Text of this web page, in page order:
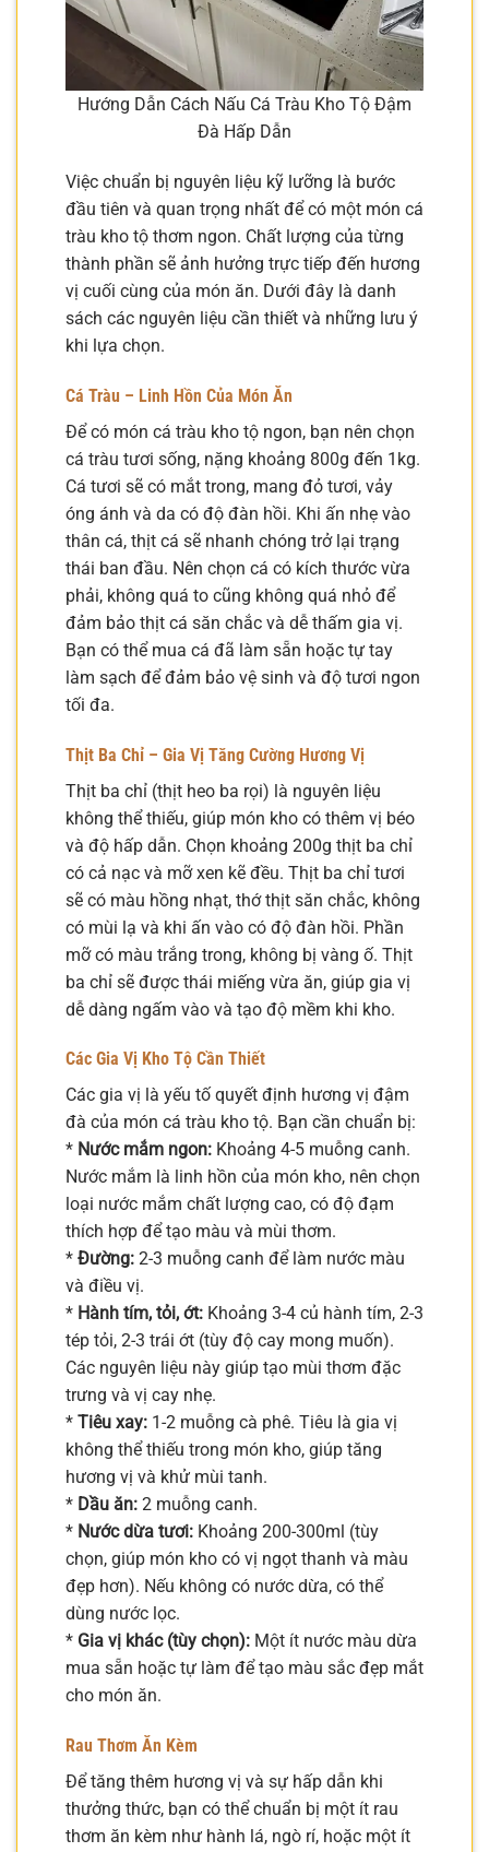
Hướng Dẫn Cách Nấu Cá Tràu Kho Tộ Đậm
Đà Hấp Dẫn
Việc chuẩn bị nguyên liệu kỹ lưỡng là bước
đầu tiên và quan trọng nhất để có một món cá
tràu kho tộ thơm ngon. Chất lượng của từng
thành phần sẽ ảnh hưởng trực tiếp đến hương
vị cuối cùng của món ăn. Dưới đây là danh
sách các nguyên liệu cần thiết và những lưu ý
khi lựa chọn.
Cá Tràu – Linh Hồn Của Món Ăn
Để có món cá tràu kho tộ ngon, bạn nên chọn
cá tràu tươi sống, nặng khoảng 800g đến 1kg.
Cá tươi sẽ có mắt trong, mang đỏ tươi, vảy
óng ánh và da có độ đàn hồi. Khi ấn nhẹ vào
thân cá, thịt cá sẽ nhanh chóng trở lại trạng
thái ban đầu. Nên chọn cá có kích thước vừa
phải, không quá to cũng không quá nhỏ để
đảm bảo thịt cá săn chắc và dễ thấm gia vị.
Bạn có thể mua cá đã làm sẵn hoặc tự tay
làm sạch để đảm bảo vệ sinh và độ tươi ngon
tối đa.
Thịt Ba Chỉ – Gia Vị Tăng Cường Hương Vị
Thịt ba chỉ (thịt heo ba rọi) là nguyên liệu
không thể thiếu, giúp món kho có thêm vị béo
và độ hấp dẫn. Chọn khoảng 200g thịt ba chỉ
có cả nạc và mỡ xen kẽ đều. Thịt ba chỉ tươi
sẽ có màu hồng nhạt, thớ thịt săn chắc, không
có mùi lạ và khi ấn vào có độ đàn hồi. Phần
mỡ có màu trắng trong, không bị vàng ố. Thịt
ba chỉ sẽ được thái miếng vừa ăn, giúp gia vị
dễ dàng ngấm vào và tạo độ mềm khi kho.
Các Gia Vị Kho Tộ Cần Thiết
Các gia vị là yếu tố quyết định hương vị đậm
đà của món cá tràu kho tộ. Bạn cần chuẩn bị:
* Nước mắm ngon: Khoảng 4-5 muỗng canh.
Nước mắm là linh hồn của món kho, nên chọn
loại nước mắm chất lượng cao, có độ đạm
thích hợp để tạo màu và mùi thơm.
* Đường: 2-3 muỗng canh để làm nước màu
và điều vị.
* Hành tím, tỏi, ớt: Khoảng 3-4 củ hành tím, 2-3
tép tỏi, 2-3 trái ớt (tùy độ cay mong muốn).
Các nguyên liệu này giúp tạo mùi thơm đặc
trưng và vị cay nhẹ.
* Tiêu xay: 1-2 muỗng cà phê. Tiêu là gia vị
không thể thiếu trong món kho, giúp tăng
hương vị và khử mùi tanh.
* Dầu ăn: 2 muỗng canh.
* Nước dừa tươi: Khoảng 200-300ml (tùy
chọn, giúp món kho có vị ngọt thanh và màu
đẹp hơn). Nếu không có nước dừa, có thể
dùng nước lọc.
* Gia vị khác (tùy chọn): Một ít nước màu dừa
mua sẵn hoặc tự làm để tạo màu sắc đẹp mắt
cho món ăn.
Rau Thơm Ăn Kèm
Để tăng thêm hương vị và sự hấp dẫn khi
thưởng thức, bạn có thể chuẩn bị một ít rau
thơm ăn kèm như hành lá, ngò rí, hoặc một ít